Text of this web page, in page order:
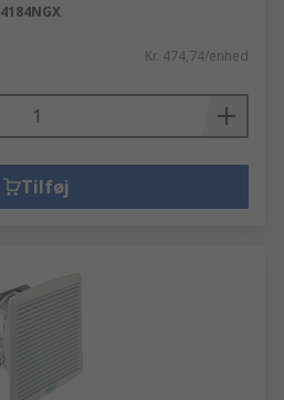
4184NGX
Kr. 474,74/enhed
Tilføj